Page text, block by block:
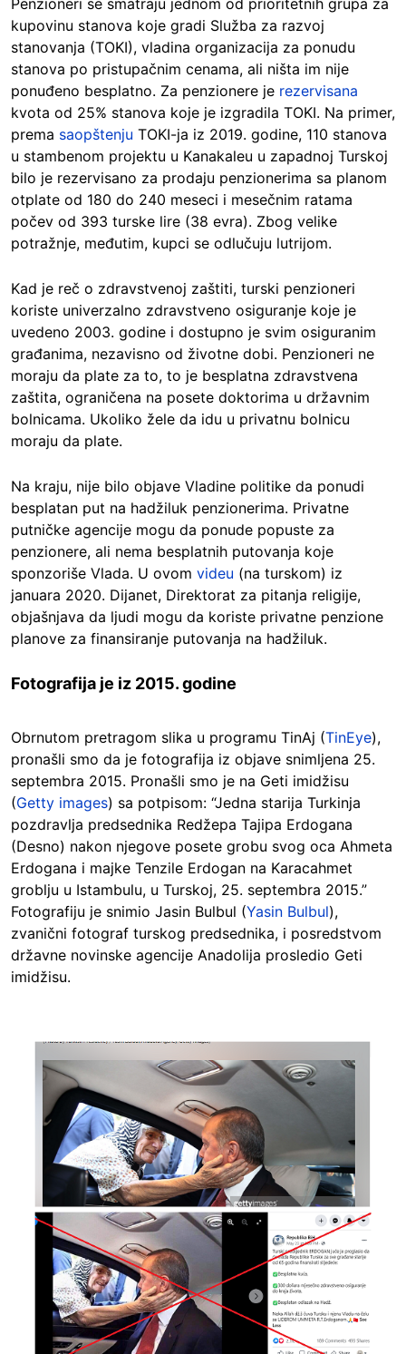
kupovinu stanova koje gradi Služba za razvoj
stanovanja (TOKI), vladina organizacija za ponudu
stanova po pristupačnim cenama, ali ništa im nije
ponuđeno besplatno. Za penzionere je rezervisana
kvota od 25% stanova koje je izgradila TOKI. Na primer,
prema saopštenju TOKI-ja iz 2019. godine, 110 stanova
u stambenom projektu u Kanakaleu u zapadnoj Turskoj
bilo je rezervisano za prodaju penzionerima sa planom
otplate od 180 do 240 meseci i mesečnim ratama
počev od 393 turske lire (38 evra). Zbog velike
potražnje, međutim, kupci se odlučuju lutrijom.
Kad je reč o zdravstvenoj zaštiti, turski penzioneri
koriste univerzalno zdravstveno osiguranje koje je
uvedeno 2003. godine i dostupno je svim osiguranim
građanima, nezavisno od životne dobi. Penzioneri ne
moraju da plate za to, to je besplatna zdravstvena
zaštita, ograničena na posete doktorima u državnim
bolnicama. Ukoliko žele da idu u privatnu bolnicu
moraju da plate.
Na kraju, nije bilo objave Vladine politike da ponudi
besplatan put na hadžiluk penzionerima. Privatne
putničke agencije mogu da ponude popuste za
penzionere, ali nema besplatnih putovanja koje
sponzoriše Vlada. U ovom videu (na turskom) iz
januara 2020. Dijanet, Direktorat za pitanja religije,
objašnjava da ljudi mogu da koriste privatne penzione
planove za finansiranje putovanja na hadžiluk.
Fotografija je iz 2015. godine
Obrnutom pretragom slika u programu TinAj (TinEye),
pronašli smo da je fotografija iz objave snimljena 25.
septembra 2015. Pronašli smo je na Geti imidžisu
(Getty images) sa potpisom: “Jedna starija Turkinja
pozdravlja predsednika Redžepa Tajipa Erdogana
(Desno) nakon njegove posete grobu svog oca Ahmeta
Erdogana i majke Tenzile Erdogan na Karacahmet
groblju u Istambulu, u Turskoj, 25. septembra 2015.”
Fotografiju je snimio Jasin Bulbul (Yasin Bulbul),
zvanični fotograf turskog predsednika, i posredstvom
državne novinske agencije Anadolija prosledio Geti
imidžisu.
Image